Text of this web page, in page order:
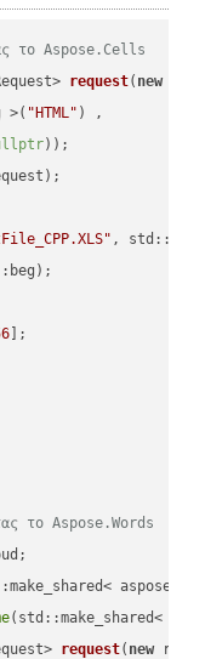
το Aspose.Cells
request( new
>(
"HTML" ) ,
))
,
];
το Aspose.Words
(std::make_shared<
request( new